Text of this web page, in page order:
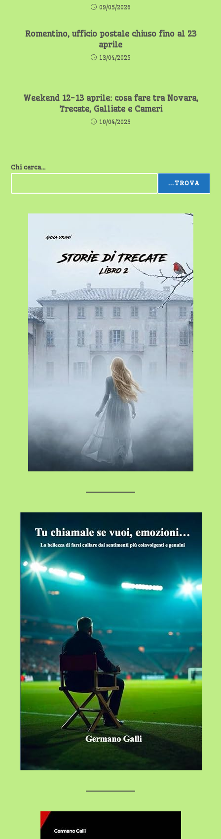
09/05/2026
Romentino, ufficio postale chiuso fino al 23
aprile
13/04/2025
Weekend 12-13 aprile: cosa fare tra Novara,
Trecate, Galliate e Cameri
10/04/2025
Chi cerca...
...TROVA